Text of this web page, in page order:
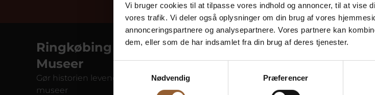
Vi bruger cookies til at tilpasse vores indhold og annoncer, til at vise
vores trafik. Vi deler også oplysninger om din brug af vores
annonceringspartnere og analysepartnere. Vores partnere kan
dem, eller som de har indsamlet fra din brug af deres tjenester.
Nødvendig
Præferencer
Ringkøbing Fjord
Museer
Gør historien levende på 10
museer